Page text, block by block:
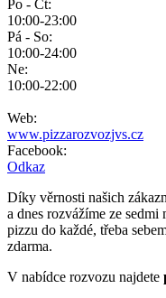
Po - Čt:
10:00-23:00
Pá - So:
10:00-24:00
Ne:
10:00-22:00
Web:
www.pizzarozvozjvs.cz
Facebook:
Odkaz
Díky věrnosti našich
a dnes rozvážíme ze
pizzu do každé, třeba
zdarma.
V nabídce rozvozu najdete